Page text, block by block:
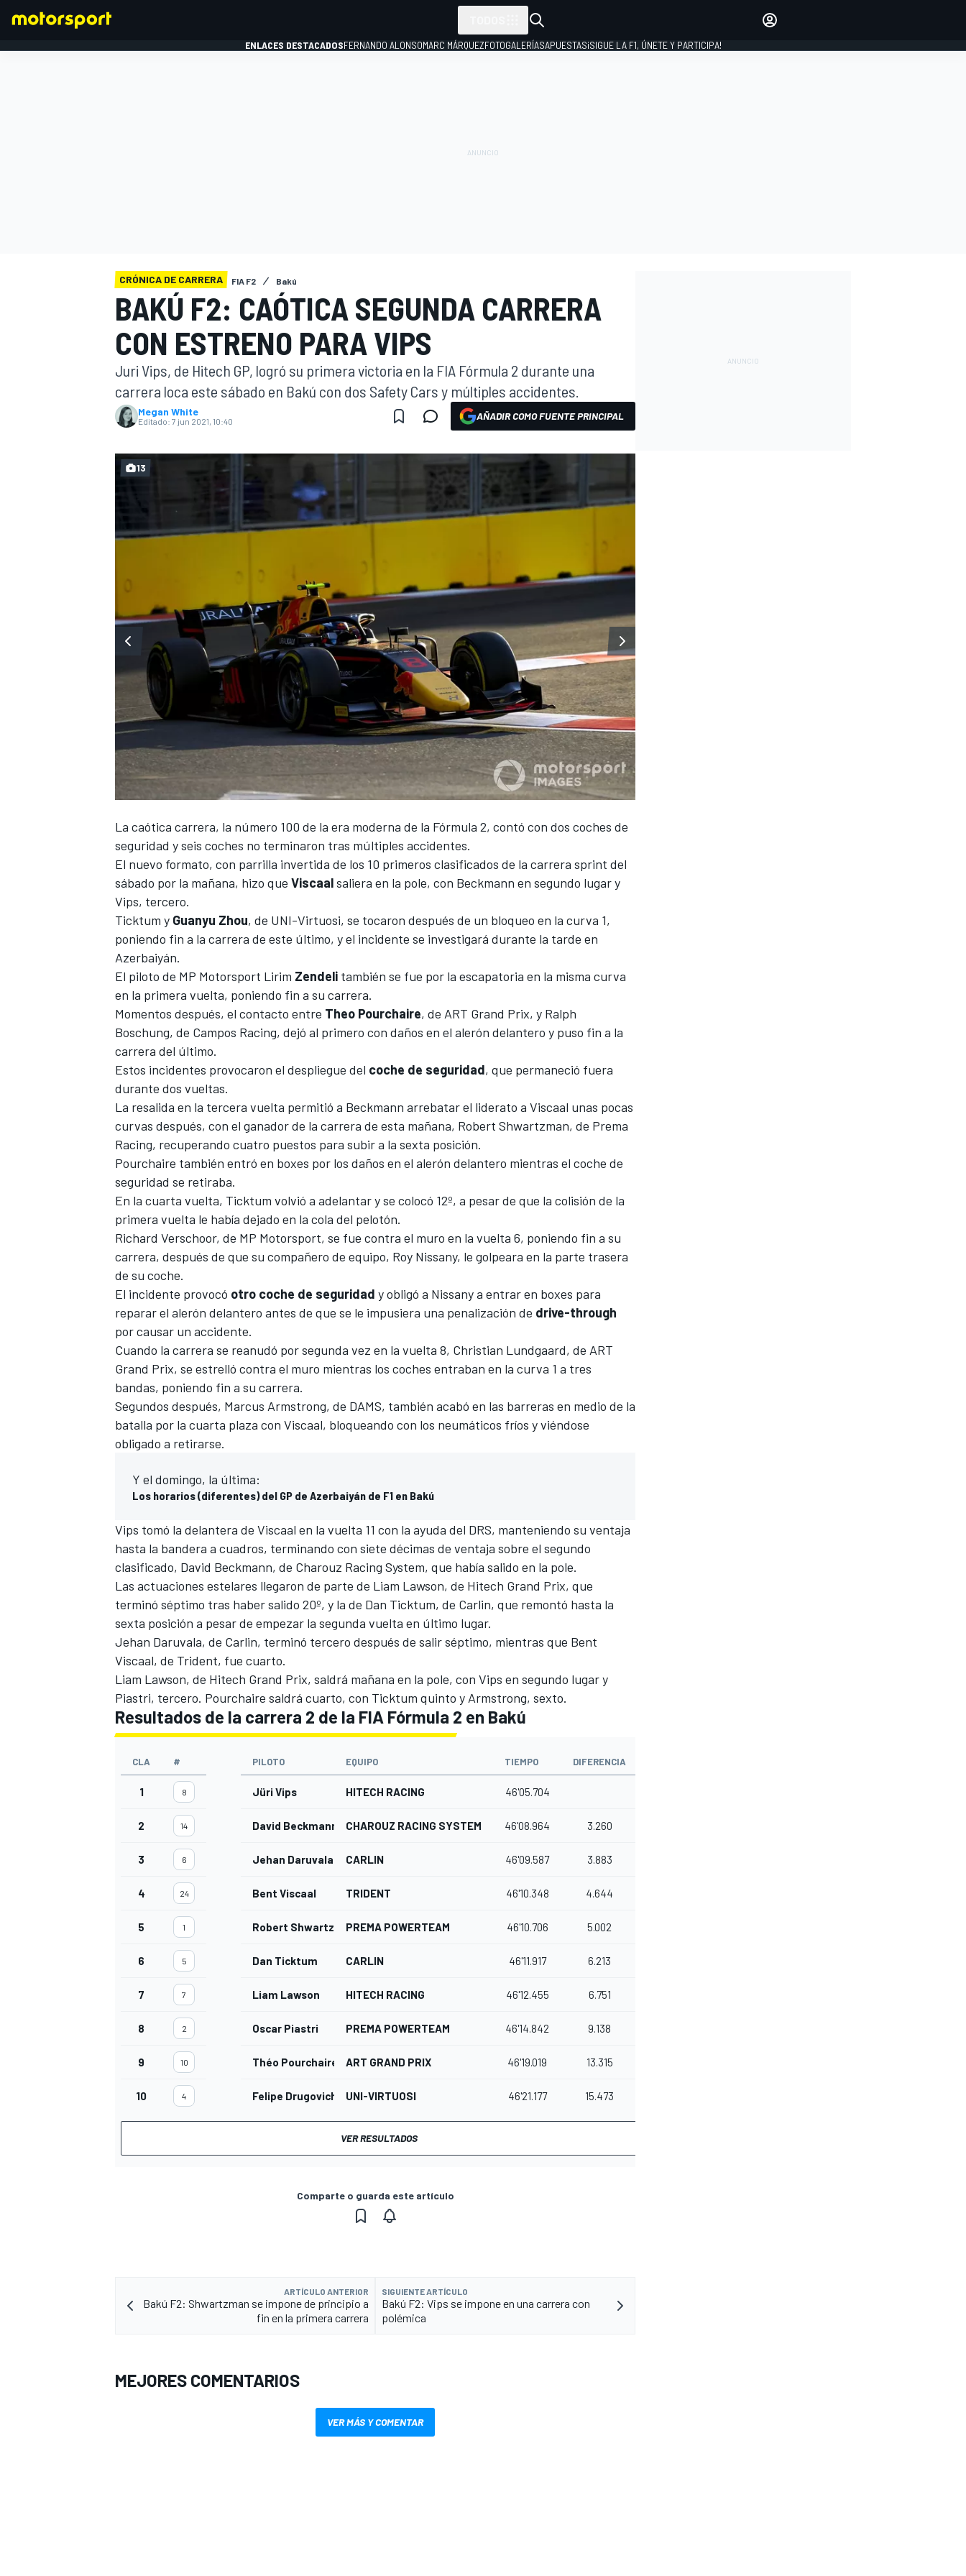
FÓRMULA E
MÁS CATEGORÍAS
ENLACES DESTACADOSFERNANDO ALONSOMARC MÁRQUEZFOTOGALERÍASAPUESTAS¡SIGUE LA F1, ÚNETE Y PARTICIPA!
CRÓNICA DE CARRERA FIA F2 Bakú
BAKÚ F2: CAÓTICA SEGUNDA CARRERA
CON ESTRENO PARA VIPS
Juri Vips, de Hitech GP, logró su primera victoria en la FIA Fórmula 2 durante una
carrera loca este sábado en Bakú con dos Safety Cars y múltiples accidentes.
Megan White
Editado: 7 jun 2021, 10:40 AÑADIR COMO FUENTE PRINCIPAL
13
La caótica carrera, la número 100 de la era moderna de la Fórmula 2, contó con dos coches de
seguridad y seis coches no terminaron tras múltiples accidentes.
El nuevo formato, con parrilla invertida de los 10 primeros clasificados de la carrera sprint del
sábado por la mañana, hizo que Viscaalsaliera en la pole, con Beckmann en segundo lugar y
Vips, tercero.
Ticktum y Guanyu Zhou, de UNI-Virtuosi, se tocaron después de un bloqueo en la curva 1,
poniendo fin a la carrera de este último, y el incidente se investigará durante la tarde en
Azerbaiyán.
El piloto de MP Motorsport Lirim Zendeli también se fue por la escapatoria en la misma curva
en la primera vuelta, poniendo fin a su carrera.
Momentos después, el contacto entre Theo Pourchaire, de ART Grand Prix, y Ralph
Boschung, de Campos Racing, dejó al primero con daños en el alerón delantero y puso fin a la
carrera del último.
Estos incidentes provocaron el despliegue del coche de seguridad, que permaneció fuera
durante dos vueltas.
La resalida en la tercera vuelta permitió a Beckmann arrebatar el liderato a Viscaal unas pocas
curvas después, con el ganador de la carrera de esta mañana, Robert Shwartzman, de Prema
Racing, recuperando cuatro puestos para subir a la sexta posición.
Pourchaire también entró en boxes por los daños en el alerón delantero mientras el coche de
seguridad se retiraba.
En la cuarta vuelta, Ticktum volvió a adelantar y se colocó 12º, a pesar de que la colisión de la
primera vuelta le había dejado en la cola del pelotón.
Richard Verschoor, de MP Motorsport, se fue contra el muro en la vuelta 6, poniendo fin a su
carrera, después de que su compañero de equipo, Roy Nissany, le golpeara en la parte trasera
de su coche.
El incidente provocó otro coche de seguridad y obligó a Nissany a entrar en boxes para
reparar el alerón delantero antes de que se le impusiera una penalización de drive-through
por causar un accidente.
Cuando la carrera se reanudó por segunda vez en la vuelta 8, Christian Lundgaard, de ART
Grand Prix, se estrelló contra el muro mientras los coches entraban en la curva 1 a tres
bandas, poniendo fin a su carrera.
Segundos después, Marcus Armstrong, de DAMS, también acabó en las barreras en medio de la
batalla por la cuarta plaza con Viscaal, bloqueando con los neumáticos fríos y viéndose
obligado a retirarse.
Y el domingo, la última:
Los horarios (diferentes) del GP de Azerbaiyán de F1 en Bakú
Vips tomó la delantera de Viscaal en la vuelta 11 con la ayuda del DRS, manteniendo su ventaja
hasta la bandera a cuadros, terminando con siete décimas de ventaja sobre el segundo
clasificado, David Beckmann, de Charouz Racing System, que había salido en la pole.
Las actuaciones estelares llegaron de parte de Liam Lawson, de Hitech Grand Prix, que
terminó séptimo tras haber salido 20º, y la de Dan Ticktum, de Carlin, que remontó hasta la
sexta posición a pesar de empezar la segunda vuelta en último lugar.
Jehan Daruvala, de Carlin, terminó tercero después de salir séptimo, mientras que Bent
Viscaal, de Trident, fue cuarto.
Liam Lawson, de Hitech Grand Prix, saldrá mañana en la pole, con Vips en segundo lugar y
Piastri, tercero. Pourchaire saldrá cuarto, con Ticktum quinto y Armstrong, sexto.
Resultados de la carrera 2 de la FIA Fórmula 2 en Bakú
CLA # PILOTO EQUIPO TIEMPO DIFERENCIA
1 8 Jüri Vips HITECH RACING 46'05.704
2 14 David Beckmann CHAROUZ RACING SYSTEM 46'08.964 3.260
3 6 Jehan Daruvala CARLIN 46'09.587 3.883
4 24 Bent Viscaal TRIDENT 46'10.348 4.644
5 1 Robert ShwartzmanPREMA POWERTEAM 46'10.706 5.002
6 5 Dan Ticktum CARLIN 46'11.917 6.213
7 7 Liam Lawson HITECH RACING 46'12.455 6.751
8 2 Oscar Piastri PREMA POWERTEAM 46'14.842 9.138
9 10 Théo Pourchaire ART GRAND PRIX 46'19.019 13.315
10 4 Felipe Drugovich UNI-VIRTUOSI 46'21.177 15.473
VER RESULTADOS
Comparte o guarda este artículo
ARTÍCULO ANTERIOR
Bakú F2: Shwartzman se impone de principio a
fin en la primera carrera
SIGUIENTE ARTÍCULO
Bakú F2: Vips se impone en una carrera con
polémica
MEJORES COMENTARIOS
VER MÁS Y COMENTAR